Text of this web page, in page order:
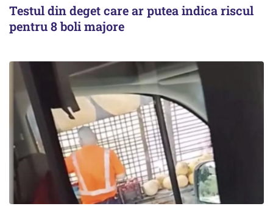
Testul din deget care ar putea indica riscul
pentru 8 boli majore